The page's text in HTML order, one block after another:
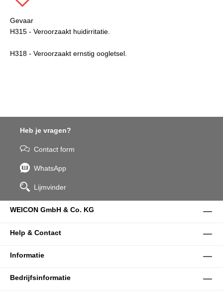
Gevaar
H315 - Veroorzaakt huidirritatie.
H318 - Veroorzaakt ernstig oogletsel.
Heb je vragen?
Contact form
WhatsApp
Lijmvinder
WEICON GmbH & Co. KG
Help & Contact
Informatie
Bedrijfsinformatie